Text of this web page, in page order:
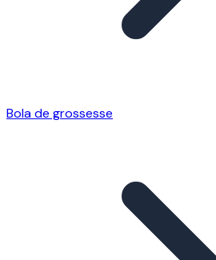
Bola de grossesse